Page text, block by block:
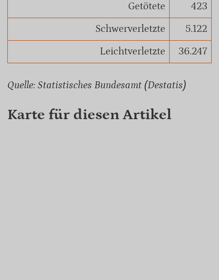
Getötete
423
Schwerverletzte
5.122
Leichtverletzte
36.247
Quelle: Statistisches Bundesamt (Destatis)
Karte für diesen Artikel